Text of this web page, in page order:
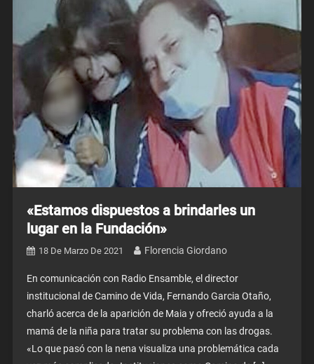
«Estamos dispuestos a brindarles un
lugar en la Fundación»
18 De Marzo De 2021 Florencia Giordano
En comunicación con Radio Ensamble, el director
institucional de Camino de Vida, Fernando Garcia Otaño,
charló acerca de la aparición de Maia y ofreció ayuda a la
mamá de la niña para tratar su problema con las drogas.
«Lo que pasó con la nena visualiza una problemática cada